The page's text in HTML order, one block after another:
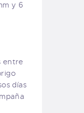
y 6
entre
días